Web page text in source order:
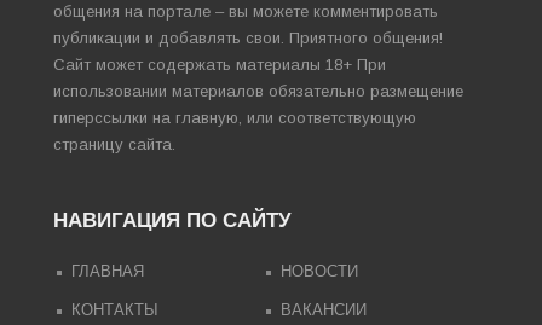
общения на портале – вы можете комментировать
публикации и добавлять свои. Приятного общения!
Сайт может содержать материалы 18+ При
использовании материалов обязательно размещение
гиперссылки на главную, или соответствующую
страницу сайта.
НАВИГАЦИЯ ПО САЙТУ
ГЛАВНАЯ НОВОСТИ
КОНТАКТЫ ВАКАНСИИ